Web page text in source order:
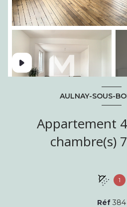
AULNAY-SOUS-
Appartement 4 pièce(s) 2
1
Réf 384